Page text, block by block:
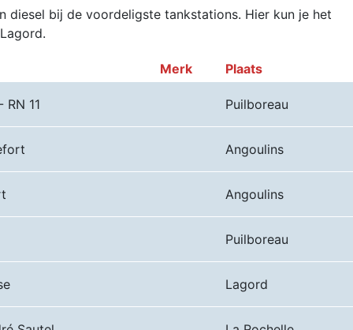
diesel bij de voordeligste tankstations. Hier kun je het
Merk Plaats
RN 11 Puilboreau
Angoulins
Angoulins
Puilboreau
Lagord